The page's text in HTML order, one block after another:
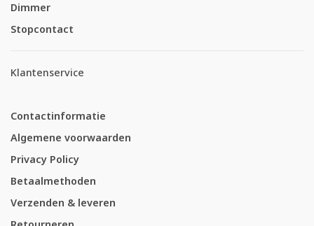
Dimmer
Stopcontact
Klantenservice
Contactinformatie
Algemene voorwaarden
Privacy Policy
Betaalmethoden
Verzenden & leveren